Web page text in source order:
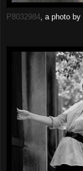
P8032984, a photo by